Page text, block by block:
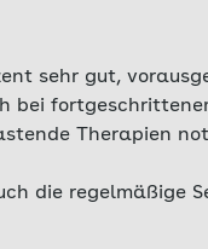
sehr gut,
bei
Therapien
die regelmäßige